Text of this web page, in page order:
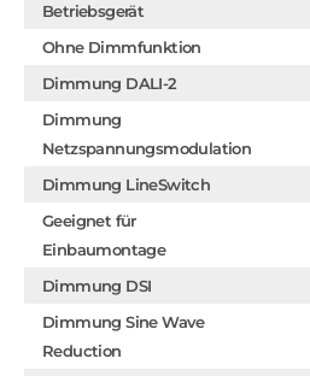
Betriebsgerät
Ohne Dimmfunktion
Dimmung DALI-2
Dimmung
Netzspannungsmodulation
Dimmung LineSwitch
Geeignet für
Einbaumontage
Dimmung DSI
Dimmung Sine Wave
Reduction